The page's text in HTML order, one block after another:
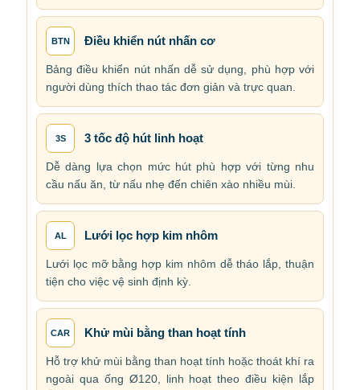
BTN Điều khiển nút nhấn cơ
Bảng điều khiển nút nhấn dễ sử dụng, phù hợp với
người dùng thích thao tác đơn giản và trực quan.
3S 3 tốc độ hút linh hoạt
Dễ dàng lựa chọn mức hút phù hợp với từng nhu
cầu nấu ăn, từ nấu nhẹ đến chiên xào nhiều mùi.
AL Lưới lọc hợp kim nhôm
Lưới lọc mỡ bằng hợp kim nhôm dễ tháo lắp, thuận
tiện cho việc vệ sinh định kỳ.
CAR Khử mùi bằng than hoạt tính
Hỗ trợ khử mùi bằng than hoạt tính hoặc thoát khí ra
ngoài qua ống Ø120, linh hoạt theo điều kiện lắp